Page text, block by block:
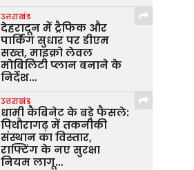
उत्तराखंड
देहरादून में ट्रैफिक और
पार्किंग सुधार पर डीएम
सख्त, माइक्रो लेवल
मोबिलिटी प्लान बनाने के
निर्देश…
उत्तराखंड
धामी कैबिनेट के बड़े फैसले:
पिथौरागढ़ में तकनीकी
संस्थान का विस्तार,
राफ्टिंग के नए सुरक्षा
नियम लागू…